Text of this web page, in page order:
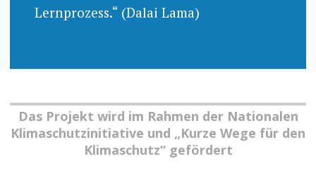
Lernprozess.“ (Dalai Lama)
Das Projekt wird im Rahmen der Nationalen
Klimaschutzinitiative und „Kurze Wege für den
Klimaschutz“ gefördert